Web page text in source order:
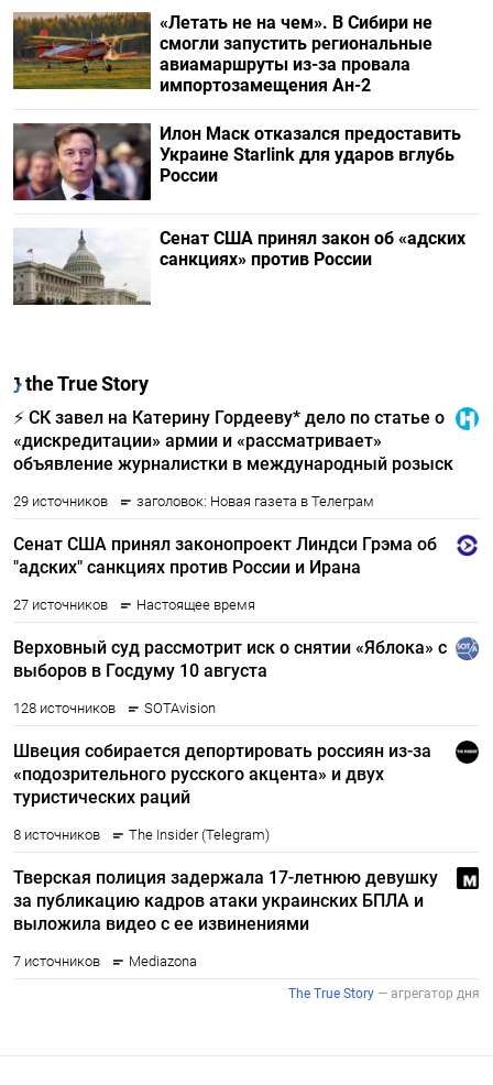
«Летать не на чем». В Сибири не
смогли запустить региональные
авиамаршруты из-за провала
импортозамещения Ан-2
Илон Маск отказался предоставить
Украине Starlink для ударов вглубь
России
Сенат США принял закон об «адских
санкциях» против России